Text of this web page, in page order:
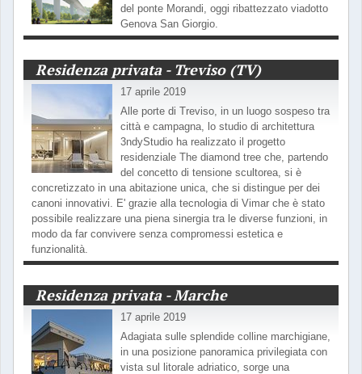
del ponte Morandi, oggi ribattezzato viadotto
Genova San Giorgio.
Residenza privata - Treviso (TV)
17 aprile 2019
Alle porte di Treviso, in un luogo sospeso tra
città e campagna, lo studio di architettura
3ndyStudio ha realizzato il progetto
residenziale The diamond tree che, partendo
del concetto di tensione scultorea, si è
concretizzato in una abitazione unica, che si distingue per dei
canoni innovativi. E' grazie alla tecnologia di Vimar che è stato
possibile realizzare una piena sinergia tra le diverse funzioni, in
modo da far convivere senza compromessi estetica e
funzionalità.
Residenza privata - Marche
17 aprile 2019
Adagiata sulle splendide colline marchigiane,
in una posizione panoramica privilegiata con
vista sul litorale adriatico, sorge una